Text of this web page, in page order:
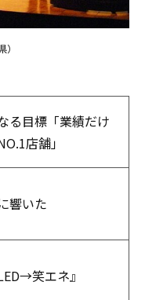
る目標「業績だけ
店舗」
響いた
笑エネ』